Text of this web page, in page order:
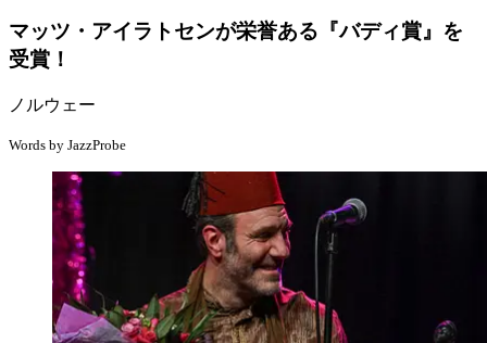
マッツ・アイラトセンが栄誉ある『バディ賞』を
受賞！
ノルウェー
Words by JazzProbe